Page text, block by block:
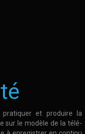
pratiquer et produire la
sur le modèle de la télé-